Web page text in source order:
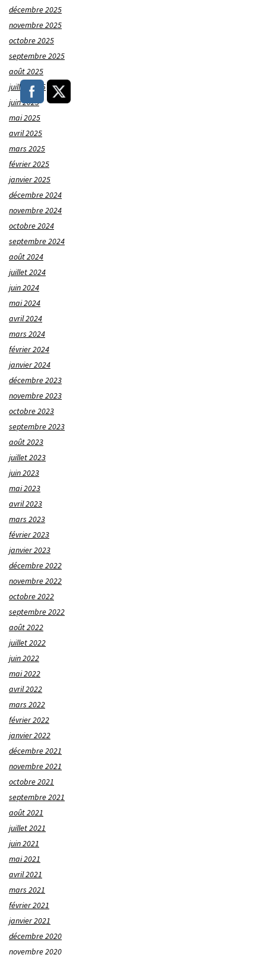
décembre 2025
novembre 2025
octobre 2025
septembre 2025
août 2025
juillet 2025
juin 2025
mai 2025
avril 2025
mars 2025
février 2025
janvier 2025
décembre 2024
novembre 2024
octobre 2024
septembre 2024
août 2024
juillet 2024
juin 2024
mai 2024
avril 2024
mars 2024
février 2024
janvier 2024
décembre 2023
novembre 2023
octobre 2023
septembre 2023
août 2023
juillet 2023
juin 2023
mai 2023
avril 2023
mars 2023
février 2023
janvier 2023
décembre 2022
novembre 2022
octobre 2022
septembre 2022
août 2022
juillet 2022
juin 2022
mai 2022
avril 2022
mars 2022
février 2022
janvier 2022
décembre 2021
novembre 2021
octobre 2021
septembre 2021
août 2021
juillet 2021
juin 2021
mai 2021
avril 2021
mars 2021
février 2021
janvier 2021
décembre 2020
novembre 2020